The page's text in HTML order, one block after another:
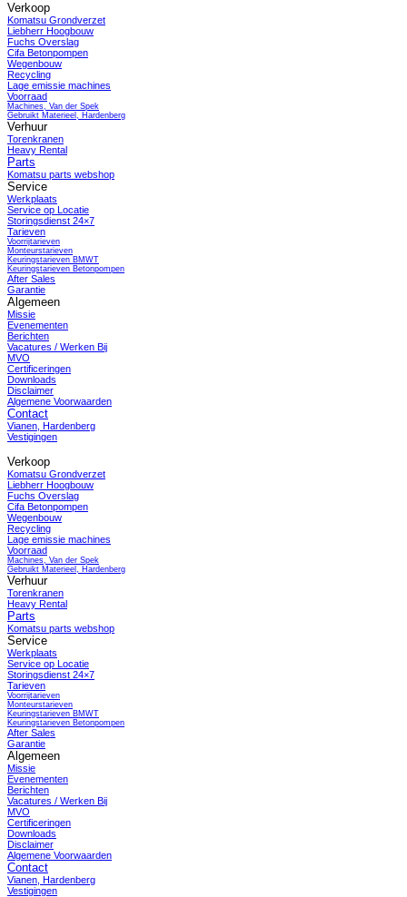
Verkoop
Komatsu Grondverzet
Liebherr Hoogbouw
Fuchs Overslag
Cifa Betonpompen
Wegenbouw
Recycling
Lage emissie machines
Voorraad
Machines, Van der Spek
Gebruikt Materieel, Hardenberg
Verhuur
Torenkranen
Heavy Rental
Parts
Komatsu parts webshop
Service
Werkplaats
Service op Locatie
Storingsdienst 24×7
Tarieven
Voorrijtarieven
Monteurstarieven
Keuringstarieven BMWT
Keuringstarieven Betonpompen
After Sales
Garantie
Algemeen
Missie
Evenementen
Berichten
Vacatures / Werken Bij
MVO
Certificeringen
Downloads
Disclaimer
Algemene Voorwaarden
Contact
Vianen, Hardenberg
Vestigingen
Verkoop
Komatsu Grondverzet
Liebherr Hoogbouw
Fuchs Overslag
Cifa Betonpompen
Wegenbouw
Recycling
Lage emissie machines
Voorraad
Machines, Van der Spek
Gebruikt Materieel, Hardenberg
Verhuur
Torenkranen
Heavy Rental
Parts
Komatsu parts webshop
Service
Werkplaats
Service op Locatie
Storingsdienst 24×7
Tarieven
Voorrijtarieven
Monteurstarieven
Keuringstarieven BMWT
Keuringstarieven Betonpompen
After Sales
Garantie
Algemeen
Missie
Evenementen
Berichten
Vacatures / Werken Bij
MVO
Certificeringen
Downloads
Disclaimer
Algemene Voorwaarden
Contact
Vianen, Hardenberg
Vestigingen